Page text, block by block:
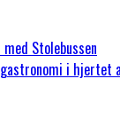
Stolebussen
i hjertet